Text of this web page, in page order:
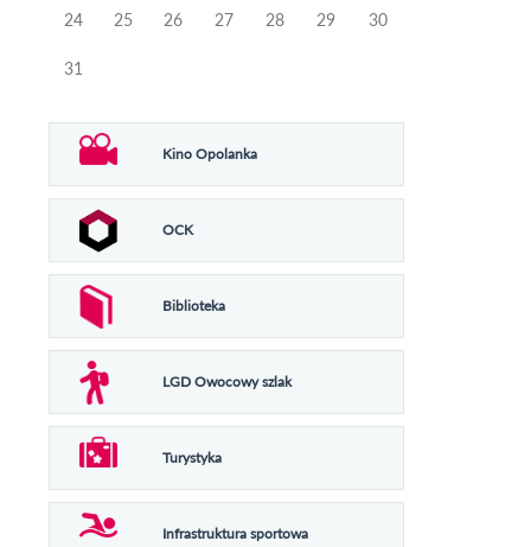
24 25 26 27 28 29 30
31
Kino Opolanka
OCK
Biblioteka
LGD Owocowy szlak
Turystyka
Infrastruktura sportowa